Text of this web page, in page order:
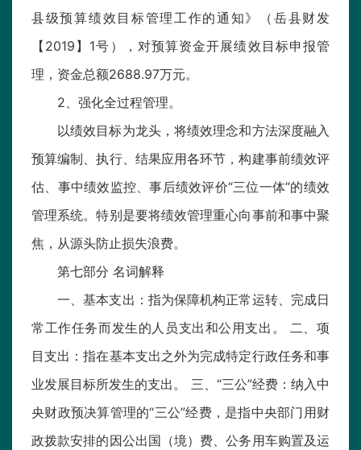
县级预算绩效目标管理工作的通知》（岳县财发
【2019】1号），对预算资金开展绩效目标申报管
理，资金总额2688.97万元。
2、强化全过程管理。
以绩效目标为龙头，将绩效理念和方法深度融入
预算编制、执行、结果应用各环节，构建事前绩效评
估、事中绩效监控、事后绩效评价“三位一体”的绩效
管理系统。特别是要将绩效管理重心向事前和事中聚
焦，从源头防止损失浪费。
第七部分 名词解释
一、基本支出：指为保障机构正常运转、完成日
常工作任务而发生的人员支出和公用支出。 二、项
目支出：指在基本支出之外为完成特定行政任务和事
业发展目标所发生的支出。 三、“三公”经费：纳入中
央财政预决算管理的“三公”经费，是指中央部门用财
政拨款安排的因公出国（境）费、公务用车购置及运